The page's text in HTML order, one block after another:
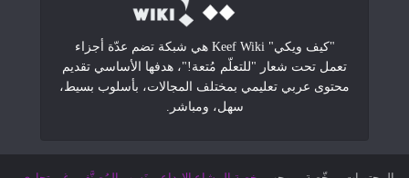
"كيف ويكي" Keef Wiki هي شبكة تضم عدّة أجزاء
تعمل تحت شعار "للتعلّم مُتعة!"، هدفها الأساسي تقديم
محتوى عربي تعليمي بمختلف المجالات، بأسلوب بسيط،
سهل، ومباشر.